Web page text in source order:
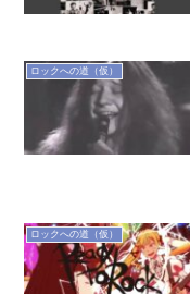
ロックへの道（仮）
ロックへの道（仮）